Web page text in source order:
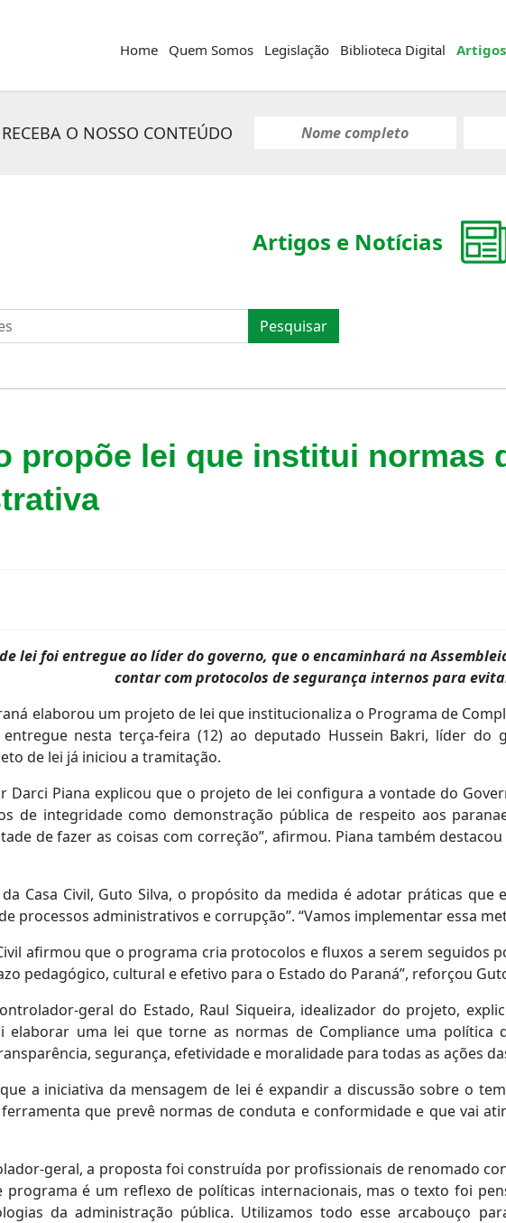
Home Quem Somos Legislação Biblioteca Digital
O NOSSO CONTEÚDO
Pesquisar
Artigos e Notícias
propõe lei que institui normas
lei foi entregue ao líder do governo, que o encaminhará na
contar com protocolos de segurança internos para
elaborou um projeto de lei que institucionaliza o Programa de
nesta terça-feira (12) ao deputado Hussein Bakri, líder do
de lei já iniciou a tramitação.
Darci Piana explicou que o projeto de lei configura a vontade do
de integridade como demonstração pública de respeito aos
de fazer as coisas com correção”, afirmou. Piana também
Casa Civil, Guto Silva, o propósito da medida é adotar práticas que
processos administrativos e corrupção”. “Vamos implementar essa
afirmou que o programa cria protocolos e fluxos a serem seguidos
pedagógico, cultural e efetivo para o Estado do Paraná”, reforçou
geral do Estado, Raul Siqueira, idealizador do projeto,
elaborar uma lei que torne as normas de Compliance uma política
segurança, efetividade e moralidade para todas as ações
a iniciativa da mensagem de lei é expandir a discussão sobre o
que prevê normas de conduta e conformidade e que vai
geral, a proposta foi construída por profissionais de renomado
programa é um reflexo de políticas internacionais, mas o texto foi
da administração pública. Utilizamos todo esse arcabouço